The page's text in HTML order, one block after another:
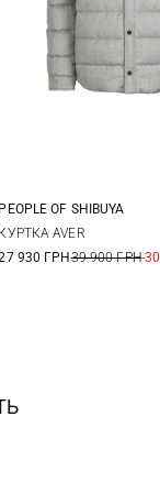
48
PEOPLE OF SHIBUYA
КУРТКА AVER
930 ГРН39 900 ГРН-